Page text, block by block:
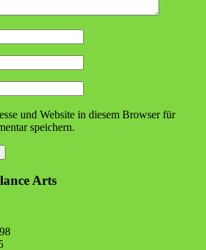
und Website in diesem Browser für
speichern.
Arts